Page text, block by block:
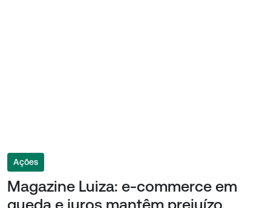
Ações
Magazine Luiza: e-commerce em